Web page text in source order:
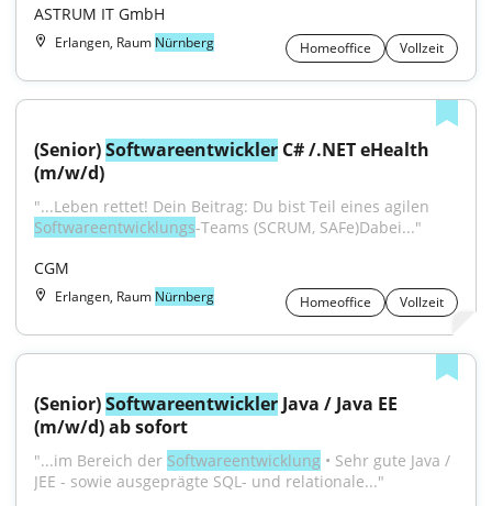
ASTRUM IT GmbH
Erlangen, Raum Nürnberg Homeoffice Vollzeit
(Senior) Softwareentwickler C# /.NET eHealth
(m/w/d)
Softwareentwicklungs-Teams (SCRUM, SAFe)Dabei..."
CGM
Erlangen, Raum Nürnberg Homeoffice Vollzeit
(Senior) Softwareentwickler Java / Java EE
(m/w/d) ab sofort
"...im Bereich der Softwareentwicklung • Sehr gute Java /
JEE - sowie ausgeprägte SQL- und relationale..."